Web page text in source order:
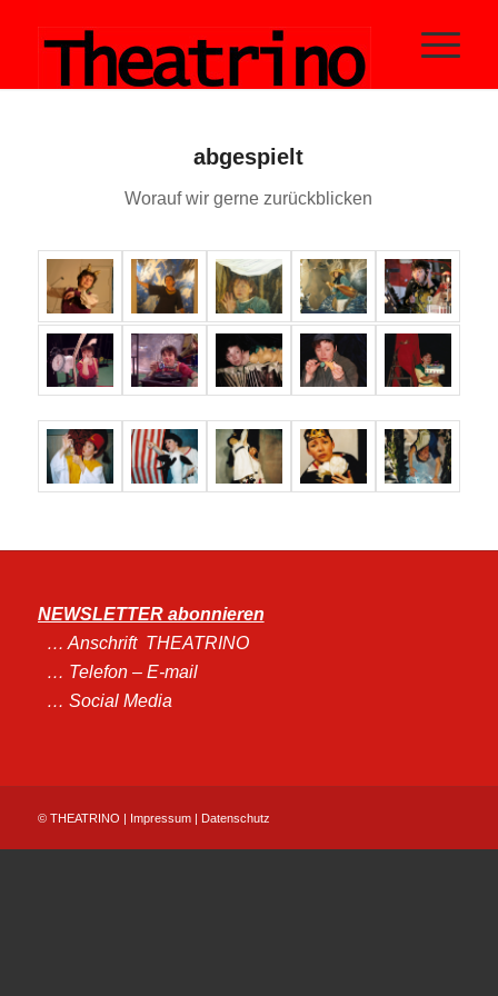
abgespielt
Worauf wir gerne zurückblicken
NEWSLETTER abonnieren
… Anschrift THEATRINO
… Telefon – E-mail
… Social Media
© THEATRINO | Impressum| Datenschutz